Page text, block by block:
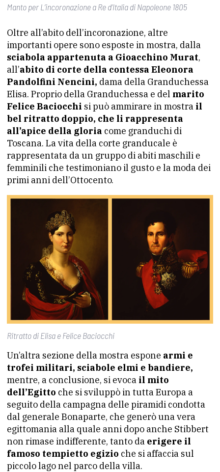
Manto per L’incoronazione a Re d’Italia di Napoleone 1805
Oltre all’abito dell’incoronazione, altre
importanti opere sono esposte in mostra, dalla
sciabola appartenuta a Gioacchino Murat,
all’abito di corte della contessa Eleonora
Pandolfini Nencini, dama della Granduchessa
Elisa. Proprio della Granduchessa e del marito
Felice Baciocchi si può ammirare in mostra il
bel ritratto doppio, che li rappresenta
all’apice della gloria come granduchi di
Toscana. La vita della corte granducale è
rappresentata da un gruppo di abiti maschili e
femminili che testimoniano il gusto e la moda dei
primi anni dell’Ottocento.
Ritratto di Elisa e Felice Baciocchi
Un’altra sezione della mostra espone armi e
trofei militari, sciabole elmi e bandiere,
mentre, a conclusione, si evoca il mito
dell’Egitto che si sviluppò in tutta Europa a
seguito della campagna delle piramidi condotta
dal generale Bonaparte, che generò una vera
egittomania alla quale anni dopo anche Stibbert
non rimase indifferente, tanto da erigere il
famoso tempietto egizio che si affaccia sul
piccolo lago nel parco della villa.